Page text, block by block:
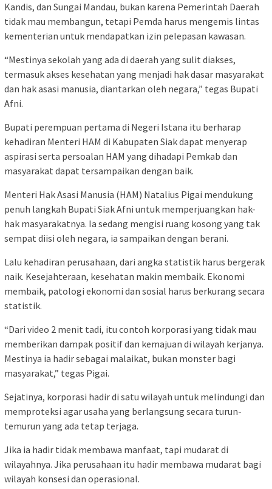
Kandis, dan Sungai Mandau, bukan karena Pemerintah Daerah
tidak mau membangun, tetapi Pemda harus mengemis lintas
kementerian untuk mendapatkan izin pelepasan kawasan.
“Mestinya sekolah yang ada di daerah yang sulit diakses,
termasuk akses kesehatan yang menjadi hak dasar masyarakat
dan hak asasi manusia, diantarkan oleh negara,” tegas Bupati
Afni.
Bupati perempuan pertama di Negeri Istana itu berharap
kehadiran Menteri HAM di Kabupaten Siak dapat menyerap
aspirasi serta persoalan HAM yang dihadapi Pemkab dan
masyarakat dapat tersampaikan dengan baik.
Menteri Hak Asasi Manusia (HAM) Natalius Pigai mendukung
penuh langkah Bupati Siak Afni untuk memperjuangkan hak-
hak masyarakatnya. Ia sedang mengisi ruang kosong yang tak
sempat diisi oleh negara, ia sampaikan dengan berani.
Lalu kehadiran perusahaan, dari angka statistik harus bergerak
naik. Kesejahteraan, kesehatan makin membaik. Ekonomi
membaik, patologi ekonomi dan sosial harus berkurang secara
statistik.
“Dari video 2 menit tadi, itu contoh korporasi yang tidak mau
memberikan dampak positif dan kemajuan di wilayah kerjanya.
Mestinya ia hadir sebagai malaikat, bukan monster bagi
masyarakat,” tegas Pigai.
Sejatinya, korporasi hadir di satu wilayah untuk melindungi dan
memproteksi agar usaha yang berlangsung secara turun-
temurun yang ada tetap terjaga.
Jika ia hadir tidak membawa manfaat, tapi mudarat di
wilayahnya. Jika perusahaan itu hadir membawa mudarat bagi
wilayah konsesi dan operasional.